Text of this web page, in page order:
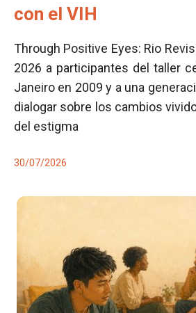
con el VIH
Through Positive Eyes: Rio
2026 a participantes del taller
Janeiro en 2009 y a una
dialogar sobre los cambios
del estigma
30/07/2026